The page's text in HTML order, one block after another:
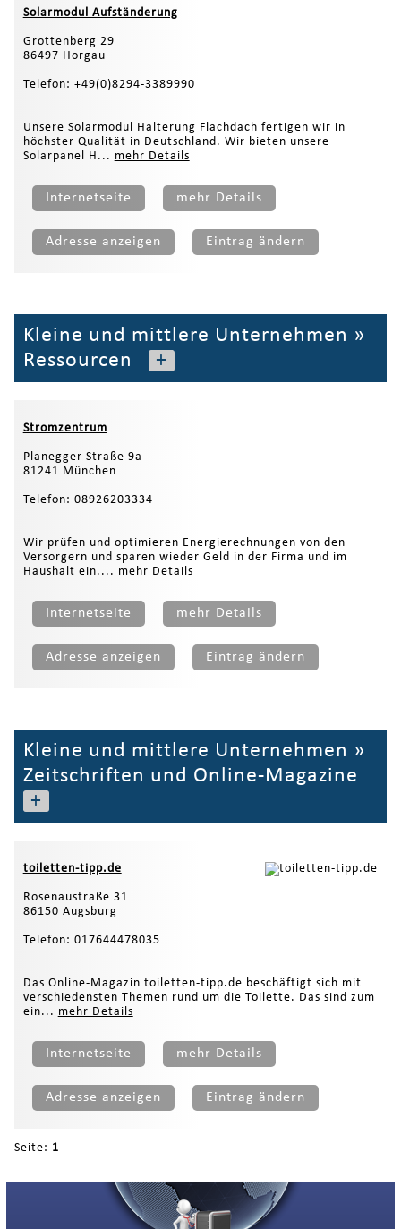
Solarmodul Aufständerung
Grottenberg 29
86497 Horgau
Telefon: +49(0)8294-3389990
Unsere Solarmodul Halterung Flachdach fertigen wir in
höchster Qualität in Deutschland. Wir bieten unsere
Solarpanel H... mehr Details
Internetseite mehr Details
Adresse anzeigen Eintrag ändern
Kleine und mittlere Unternehmen »
Ressourcen
+
Stromzentrum
Planegger Straße 9a
81241 München
Telefon: 08926203334
Wir prüfen und optimieren Energierechnungen von den
Versorgern und sparen wieder Geld in der Firma und im
Haushalt ein.... mehr Details
Internetseite mehr Details
Adresse anzeigen Eintrag ändern
Kleine und mittlere Unternehmen »
Zeitschriften und Online-Magazine
+
toiletten-tipp.de
Rosenaustraße 31
86150 Augsburg
Telefon: 017644478035
Das Online-Magazin toiletten-tipp.de beschäftigt sich mit
verschiedensten Themen rund um die Toilette. Das sind zum
ein... mehr Details
Internetseite mehr Details
Adresse anzeigen Eintrag ändern
Seite: 1